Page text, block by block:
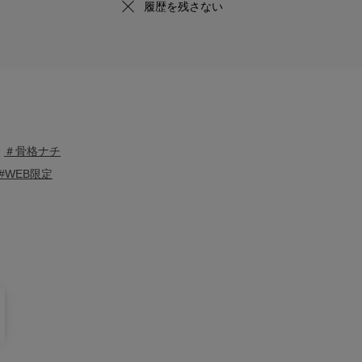
履歴を残さない
＃骨格ナチ
限定